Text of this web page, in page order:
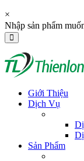
×
Nhập sản phẩm
Giới Thiệu
Dịch Vụ
Sản Phẩm